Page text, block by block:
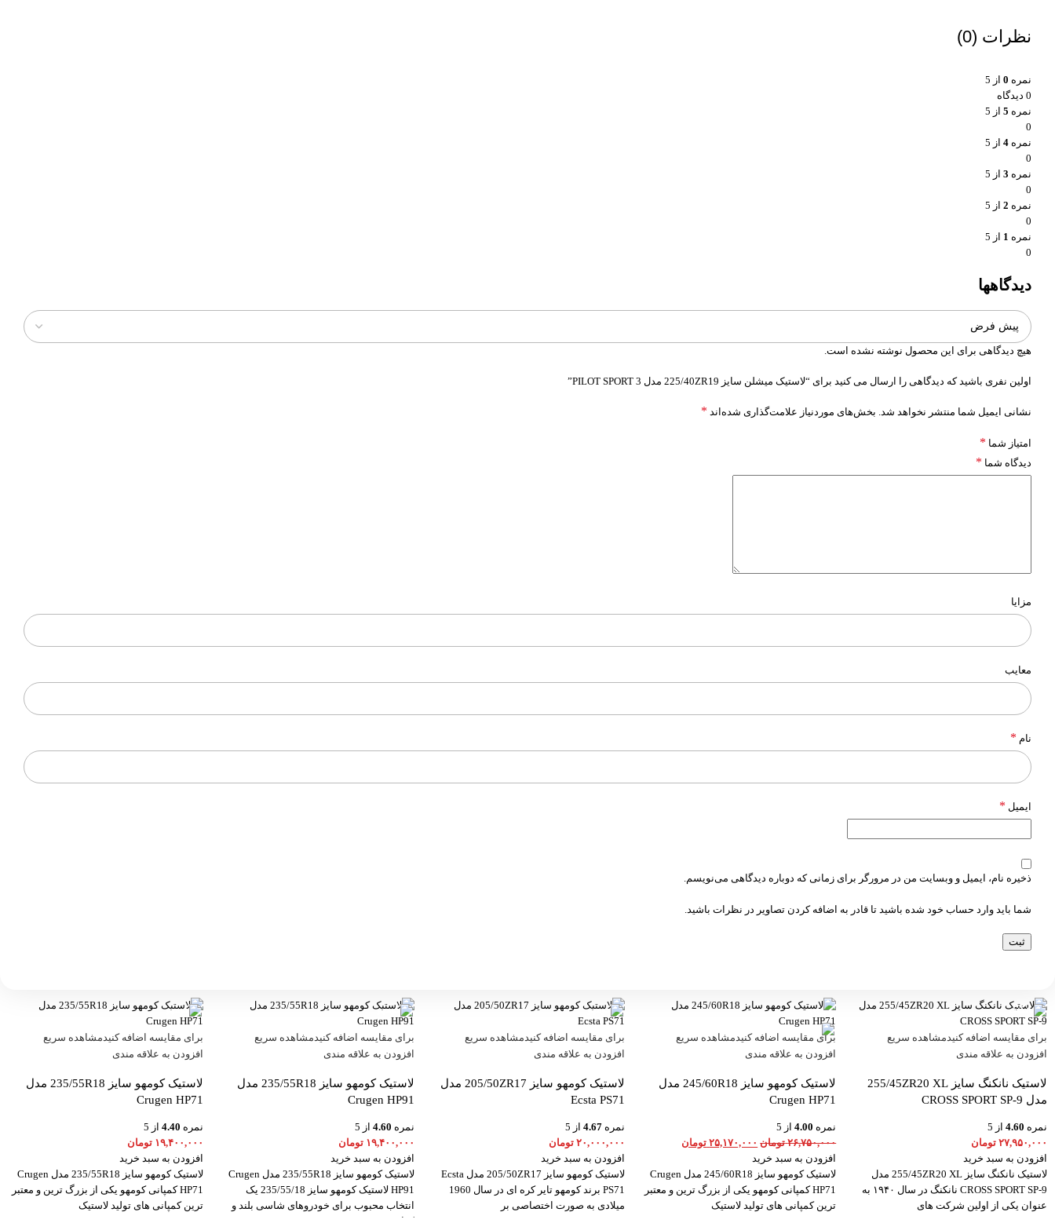
نظرات (0)
نمره 0 از 5
0 دیدگاه
نمره 5 از 5
0
نمره 4 از 5
0
نمره 3 از 5
0
نمره 2 از 5
0
نمره 1 از 5
0
دیدگاهها
هیچ دیدگاهی برای این محصول نوشته نشده است.
اولین نفری باشید که دیدگاهی را ارسال می کنید برای “لاستیک میشلن سایز 225/40ZR19 مدل PILOT SPORT 3”
نشانی ایمیل شما منتشر نخواهد شد. بخش‌های موردنیاز علامت‌گذاری شده‌اند *
امتیاز شما *
دیدگاه شما *
مزایا
معایب
نام *
ایمیل *
ذخیره نام، ایمیل و وبسایت من در مرورگر برای زمانی که دوباره دیدگاهی می‌نویسم.
شما باید وارد حساب خود شده باشید تا قادر به اضافه کردن تصاویر در نظرات باشید.
برای مقایسه اضافه کنیدمشاهده سریع
افزودن به علاقه مندی
لاستیک نانکنگ سایز 255/45ZR20 XL
مدل CROSS SPORT SP-9
نمره 4.60 از 5
۲۷,۹۵۰,۰۰۰ تومان
افزودن به سبد خرید
لاستیک نانکنگ سایز 255/45ZR20 XL مدل
CROSS SPORT SP-9 نانکنگ در سال ۱۹۴۰ به
عنوان یکی از اولین شرکت های
-6%
برای مقایسه اضافه کنیدمشاهده سریع
افزودن به علاقه مندی
لاستیک کومهو سایز 245/60R18 مدل
Crugen HP71
نمره 4.00از 5
۲۶,۷۵۰,۰۰۰ تومان ۲۵,۱۷۰,۰۰۰ تومان
افزودن به سبد خرید
لاستیک کومهو سایز 245/60R18 مدل Crugen
HP71 کمپانی کومهو یکی از بزرگ ترین و معتبر
ترین کمپانی های تولید لاستیک
برای مقایسه اضافه کنیدمشاهده سریع
افزودن به علاقه مندی
لاستیک کومهو سایز 205/50ZR17 مدل
Ecsta PS71
نمره 4.67از 5
۲۰,۰۰۰,۰۰۰ تومان
افزودن به سبد خرید
لاستیک کومهو سایز 205/50ZR17 مدل Ecsta
PS71 برند کومهو تایر کره ای در سال 1960
میلادی به صورت اختصاصی بر
برای مقایسه اضافه کنیدمشاهده سریع
افزودن به علاقه مندی
لاستیک کومهو سایز 235/55R18 مدل
Crugen HP91
نمره 4.60 از 5
۱۹,۴۰۰,۰۰۰ تومان
افزودن به سبد خرید
لاستیک کومهو سایز 235/55R18 مدل Crugen
HP91 لاستیک کومهو سایز 235/55/18 یک
انتخاب محبوب برای خودروهای شاسی بلند و
برای مقایسه اضافه کنیدمشاهده سریع
افزودن به علاقه مندی
لاستیک کومهو سایز 235/55R18 مدل
Crugen HP71
نمره 4.40 از 5
۱۹,۴۰۰,۰۰۰ تومان
افزودن به سبد خرید
لاستیک کومهو سایز 235/55R18 مدل Crugen
HP71 کمپانی کومهو یکی از بزرگ ترین و معتبر
ترین کمپانی های تولید لاستیک